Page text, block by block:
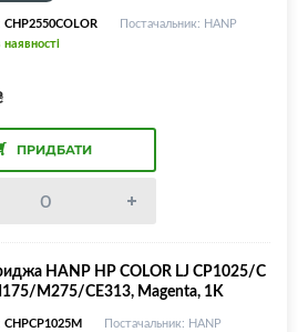
CHP2550COLOR
Постачальник: HANP
наявності
ПРИДБАТИ
HANP HP COLOR LJ CP1025/C
M275/CE313, Magenta, 1K
CHPCP1025M
Постачальник: HANP